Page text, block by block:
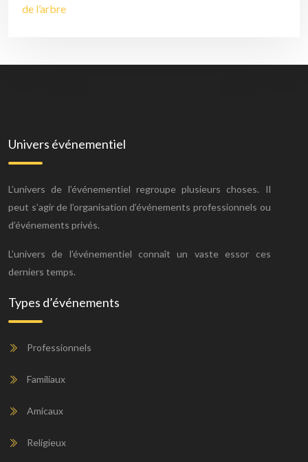
de l’arbre
Univers événementiel
L’univers de l’événementiel regroupe plusieurs choses. Il
peut s’agir de l’organisation d’événements professionnels ou
d’événements privés.
L’univers de l’événementiel connaît un vaste essor ces
derniers temps.
Types d’événements
Professionnels
Familiaux
Amicaux
Religieux